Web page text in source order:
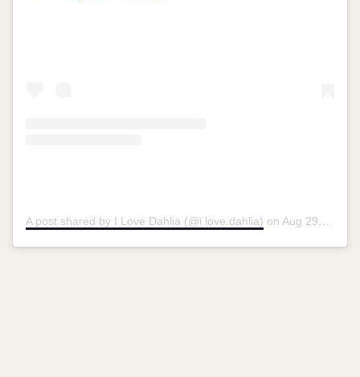
A post shared by I Love Dahlia (@i.love.dahlia) on Aug 29, 2019 at 1:16am PDT